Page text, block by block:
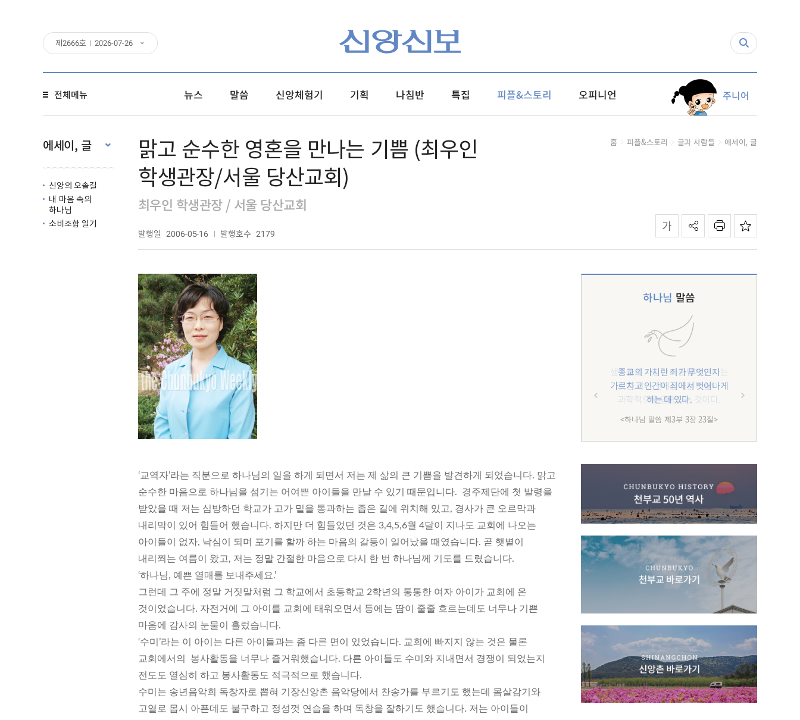
제 2666호 2026-07-26
전체메뉴 뉴스 말씀 신앙체험기 기획 나침반 특집 피플&스토리 오피니언 주니어
에세이, 글
신앙의 오솔길
내 마음 속의
하나님
소비조합 일기
맑고 순수한 영혼을 만나는 기쁨 (최우인
학생관장/서울 당산교회)
최우인 학생관장 / 서울 당산교회
발행일 2006-05-16 발행호수 2179
홈 피플&스토리 글과 사람들 에세이, 글
‘교역자’라는 직분으로 하나님의 일을 하게 되면서 저는 제 삶의 큰 기쁨을 발견하게 되었습니다. 맑고
순수한 마음으로 하나님을 섬기는 어여쁜 아이들을 만날 수 있기 때문입니다. 경주제단에 첫 발령을
받았을 때 저는 심방하던 학교가 고가 밑을 통과하는 좁은 길에 위치해 있고, 경사가 큰 오르막과
내리막이 있어 힘들어 했습니다. 하지만 더 힘들었던 것은 3,4,5,6월 4달이 지나도 교회에 나오는
아이들이 없자, 낙심이 되며 포기를 할까 하는 마음의 갈등이 일어났을 때였습니다. 곧 햇볕이
내리쬐는 여름이 왔고, 저는 정말 간절한 마음으로 다시 한 번 하나님께 기도를 드렸습니다.
‘하나님, 예쁜 열매를 보내주세요.’
그런데 그 주에 정말 거짓말처럼 그 학교에서 초등학교 2학년의 통통한 여자 아이가 교회에 온
것이었습니다. 자전거에 그 아이를 교회에 태워오면서 등에는 땀이 줄줄 흐르는데도 너무나 기쁜
마음에 감사의 눈물이 흘렀습니다.
‘수미’라는 이 아이는 다른 아이들과는 좀 다른 면이 있었습니다. 교회에 빠지지 않는 것은 물론
교회에서의 봉사활동을 너무나 즐거워했습니다. 다른 아이들도 수미와 지내면서 경쟁이 되었는지
전도도 열심히 하고 봉사활동도 적극적으로 했습니다.
수미는 송년음악회 독창자로 뽑혀 기장신앙촌 음악당에서 찬송가를 부르기도 했는데 몸살감기와
고열로 몹시 아픈데도 불구하고 정성껏 연습을 하며 독창을 잘하기도 했습니다. 저는 아이들이
하나님 말씀
종교의 가치란 죄가 무엇인지
가르치고 인간이 죄에서 벗어나게
하는 데 있다.
<하나님 말씀 제3부 3장 23절>